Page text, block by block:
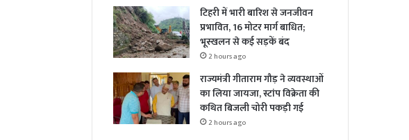
टिहरी में भारी बारिश से जनजीवन
प्रभावित, 16 मोटर मार्ग बाधित;
भूस्खलन से कई सड़कें बंद
2 hours ago
राज्यमंत्री गीताराम गौड़ ने व्यवस्थाओं
का लिया जायजा, स्टांप विक्रेता की
कथित बिजली चोरी पकड़ी गई
2 hours ago